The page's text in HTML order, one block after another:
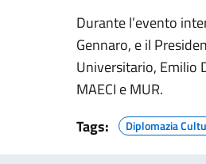
Durante l’evento
Gennaro, e il
Universitario, Emilio
MAECI e MUR.
Tags:
Diplomazia